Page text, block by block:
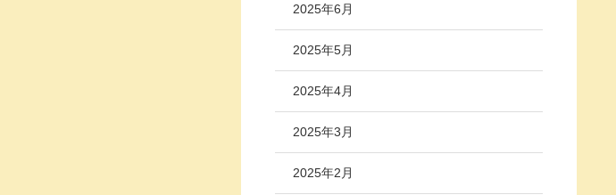
2025年6月
2025年5月
2025年4月
2025年3月
2025年2月